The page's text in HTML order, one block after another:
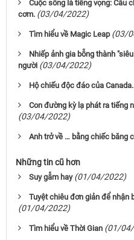
Cuộc sống là tiếng vọng: Câu
cơm. (03/04/2022)
Tìm hiểu về Magic Leap (03/
Nhiếp ảnh gia bỗng thành
người (03/04/2022)
Hộ chiếu độc đáo của Canada.
Con đường kỳ lạ phát ra tiếng
(03/04/2022)
Anh trở về … bằng chiếc băng
Những tin cũ hơn
Suy gẫm hay (01/04/2022)
Tuyệt chiêu đơn giản để nhận
(01/04/2022)
Tìm hiểu về Thời Gian (01/